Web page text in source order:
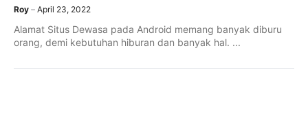
Roy April 23, 2022
Alamat Situs Dewasa pada Android memang banyak diburu
orang, demi kebutuhan hiburan dan banyak hal. ...